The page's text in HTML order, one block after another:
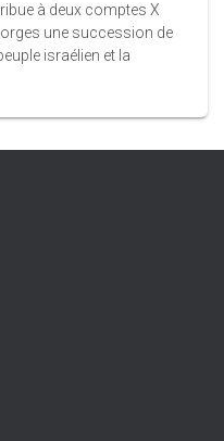
à deux comptes X
une succession de
israélien et la